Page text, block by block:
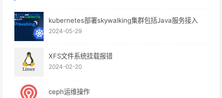
kubernetes部署skywalking集群包括Java服务接入
2024-05-29
XFS文件系统挂载报错
2024-02-20
ceph运维操作